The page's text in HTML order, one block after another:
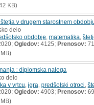
KB)
v drugem starostnem
delo
obdobje matematika
Ogledov: 4125; Prenosov: 71
: diplomska naloga
delo
v vrtcu igra predšolski otroci
Ogledov: 4903; Prenosov: 69